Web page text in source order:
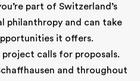
part of Switzerland’s
philanthropy and can take
it offers.
calls for proposals.
and throughout